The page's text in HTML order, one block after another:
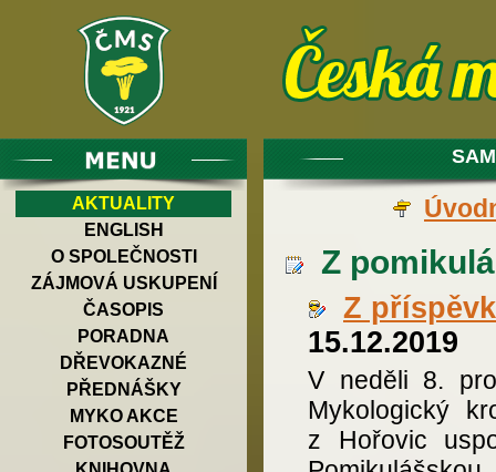
AKTUALITY
ENGLISH
O SPOLEČNOSTI
ZÁJMOVÁ USKUPENÍ
ČASOPIS
PORADNA
DŘEVOKAZNÉ
PŘEDNÁŠKY
MYKO AKCE
FOTOSOUTĚŽ
Z
Z
15.12.2019
V neděli 8.
Mykologický
z Hořovic